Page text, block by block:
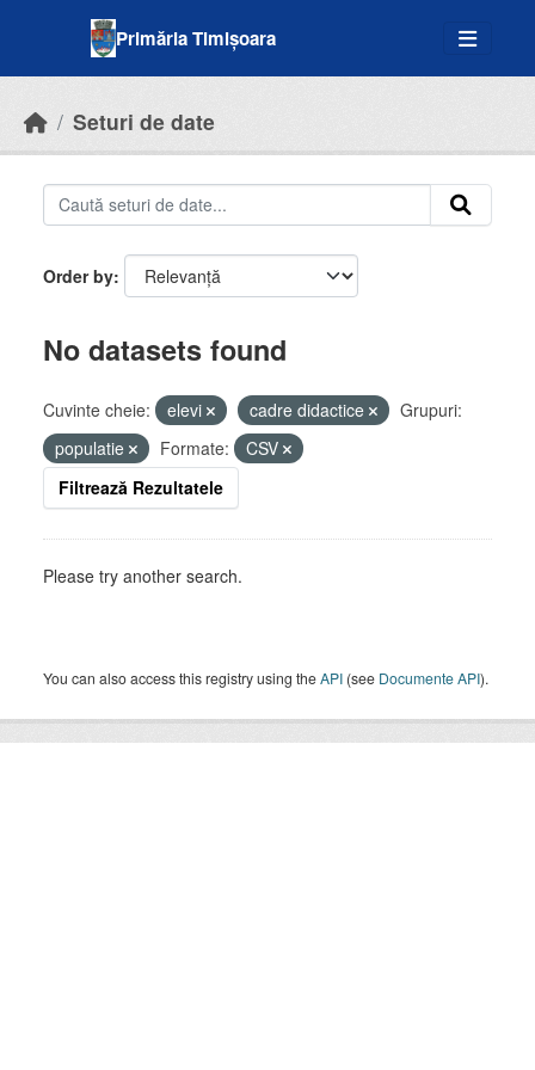
Primăria Timișoara
Seturi de date
Order by
No datasets found
Cuvinte cheie: elevi cadre didactice
Grupuri:
populatie
Formate:
CSV
Filtrează Rezultatele
Please try another search.
You can also access this registry using theAPI (see Documente API).